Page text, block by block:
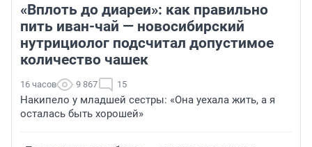
«Вплоть до диареи»: как правильно
пить иван-чай — новосибирский
нутрициолог подсчитал допустимое
количество чашек
16 часов 9 867 15
Накипело у младшей сестры: «Она уехала жить, а я
осталась быть хорошей»